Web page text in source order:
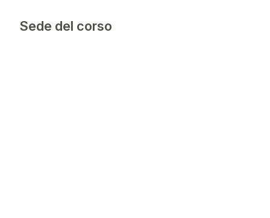
Sede del corso